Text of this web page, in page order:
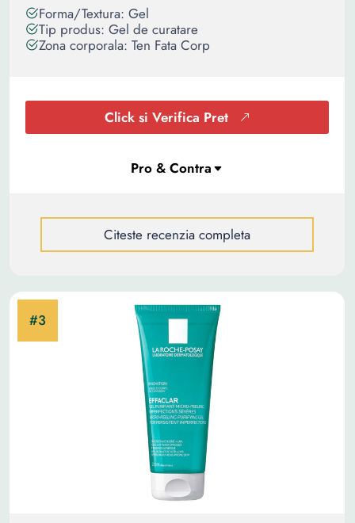
Forma/Textura: Gel
Tip produs: Gel de curatare
Zona corporala: Ten Fata Corp
Click si Verifica Pret
Citeste recenzia completa